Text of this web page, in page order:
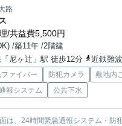
路
/共益費5,500円
/築11年 /2階建
尼ヶ辻」駅 徒歩12分
近鉄難波・奈良線「大和西
ァイバー 防犯カメラ
敷地内
報システム
公共下水
は、24時間緊急通報システム・防